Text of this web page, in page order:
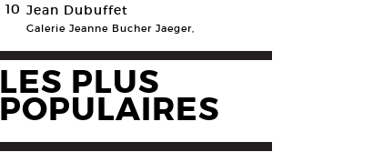
10 Jean Dubuffet
Galerie Jeanne Bucher Jaeger,
LES PLUS
POPULAIRES